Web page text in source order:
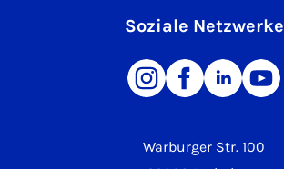
Warburger Str. 100
Soziale Netzwerke